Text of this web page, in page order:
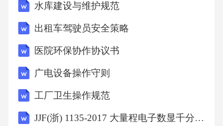
测点布置共使用4个传声器，其中1、2、3号传
声器距离被测件测量面1000mm，与轴平行或垂
直，且高度与轴高度相同；4号传声器位于被测
件测量面中心正上方，距离B代表传动系。对于
含多
水库建设与维护规范
出租车驾驶员安全策略
医院环保协作协议书
广电设备操作守则
工厂卫生操作规范
JJF(浙) 1135-2017 大量程电子数显千分表校准规范